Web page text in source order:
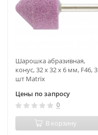
Шарошка абразивная,
конус, 32 x 32 x 6 мм, F46, 3
шт Matrix
Цены по запросу
0
В корзину